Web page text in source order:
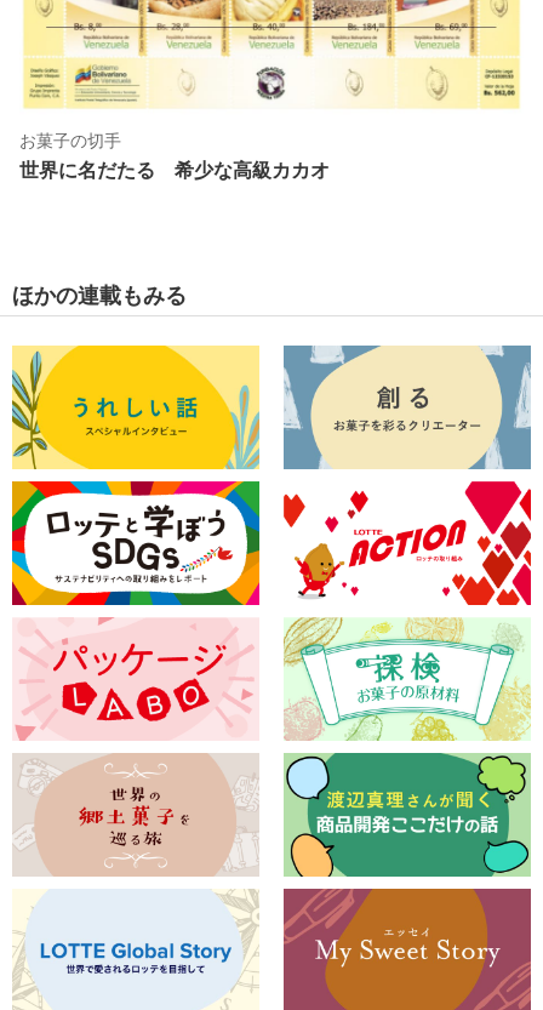
お菓子の切手
世界に名だたる 希少な高級カカオ
ほかの連載もみる